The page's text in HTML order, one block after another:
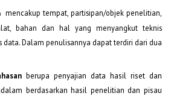
mencakup tempat, partisipan/objek penelitian,
bahan dan hal yang menyangkut teknis
data. Dalam penulisannya dapat terdiri dari dua
berupa penyajian data hasil riset dan
berdasarkan hasil penelitian dan pisau